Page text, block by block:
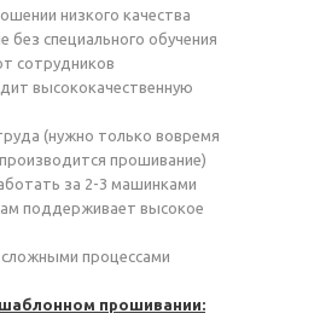
низкого качества
без специального обучения
сотрудников
высококачественную
(нужно только вовремя
прошивание)
за 2-3 машинками
поддерживает высокое
сложными процессами
прошивании: